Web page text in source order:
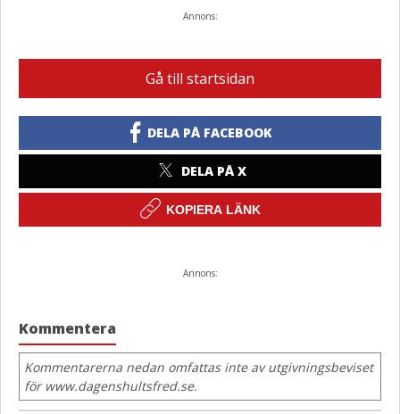
Annons:
Gå till startsidan
DELA PÅ FACEBOOK
DELA PÅ X
KOPIERA LÄNK
Annons:
Kommentera
Kommentarerna nedan omfattas inte av utgivningsbeviset
för www.dagenshultsfred.se.